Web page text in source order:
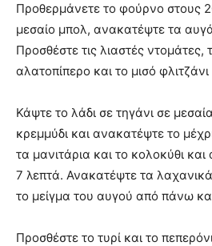
Προθερμάνετε το φούρνο στους
μεσαίο μπολ, ανακατέψτε τα
Προσθέστε τις λιαστές ντομάτες,
αλατοπίπερο και το μισό
Κάψτε το λάδι σε τηγάνι σε
κρεμμύδι και ανακατέψτε το
τα μανιτάρια και το κολοκύθι
7 λεπτά. Ανακατέψτε τα λαχανικά
το μείγμα του αυγού από πάνω
Προσθέστε το τυρί και το